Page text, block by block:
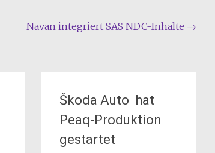
Navan integriert SAS NDC-Inhalte →
Škoda Auto hat
Peaq-Produktion
gestartet